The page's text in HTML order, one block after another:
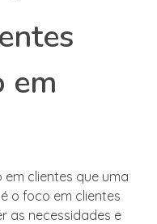
em
clientes que uma
o foco em clientes
as necessidades e